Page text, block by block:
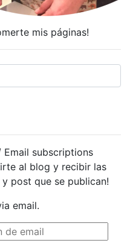
mis páginas!
subscriptions
al blog y recibir las
post que se publican!
email.